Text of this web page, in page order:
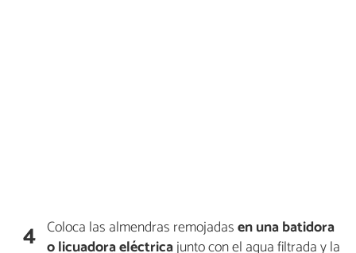
4 Coloca las almendras remojadasen una batidora
o licuadora eléctricajunto con el agua filtrada y la